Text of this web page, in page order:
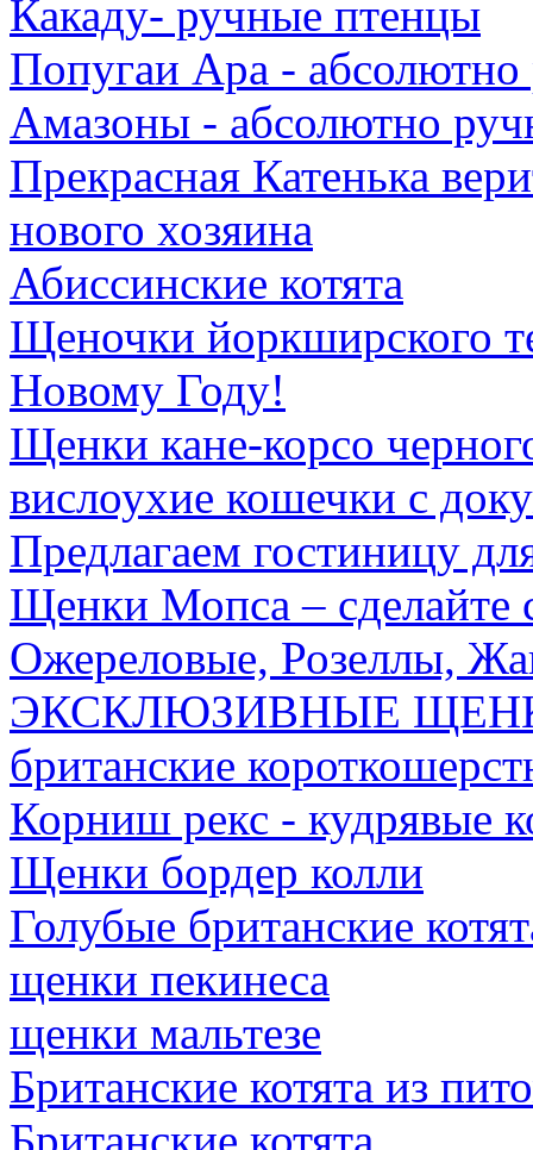
Какаду- ручные птенцы
Попугаи Ара -
Амазоны - абсолютно
Прекрасная Катенька
нового хозяина
Абиссинские котята
Щеночки йоркширского
Новому Году!
Щенки кане-корсо
вислоухие кошечки с
Предлагаем гостиницу
Щенки Мопса – сделайте
Ожереловые, Розеллы,
ЭКСКЛЮЗИВНЫЕ
британские
Корниш рекс - кудрявые
Щенки бордер колли
Голубые британские
щенки пекинеса
щенки мальтезе
Британские котята из